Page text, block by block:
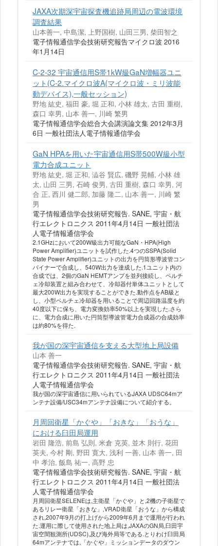
JAXA次期深宇宙探査機追跡局周辺の電波環境
調査結果
山本善一, 中島潔, 上野国樹, 山田三男, 柴田智之
電子情報通信学会技術研究報告マイクロ波 2016
年1月14日
C-2-32 宇宙通信用S帯1kW級GaN増幅器ユニ
ット(C-2.マイクロ波A(マイクロ波・ミリ波能
動デバイス),一般セッション)
野地 紘史, 福田 豪, 堀 正和, 小林 雄太, 古田 重樹,
森口 幸男, 山本 善一, 川崎 繁男
電子情報通信学会総合大会講演論文集 2012年3月
6日 一般社団法人電子情報通信学会
GaN HPAを用いた宇宙通信用S帯500W級小型
電力合成ユニット
野地 紘史, 堀 正和, 澁谷 賢広, 磯野 晃輔, 小林 雄
太, 山田 三男, 石崎 俊男, 古田 重樹, 森口 幸男, 河
合 正, 西川 健二郎, 加藤 隆二, 山本 善一, 川崎 繁
男
電子情報通信学会技術研究報告. SANE, 宇宙・航
行エレクトロニクス 2011年4月14日 一般社団法
人電子情報通信学会
2.1GHzにおいて200W級出力可能なGaN・HPA(High
Power Amplifier)ユニットを試作した.4つのSSPA(Solid
State Power Amplifier)ユニットの出力を円筒形導波管コン
バイナーで合成し、540W出力を達成した.1ユニット内の
合成では、2個のGaN HEMTアンプを並列接続し、ペルチ
ェ冷却装置と組み合わせて、冷却器付単体ユニットとして
最大200W出力を実現することができた.動作点をAB級と
し、小型ペルチェ冷却器を用いることで周辺回路温度を約
40度以下に保ち、電力変換効率50%以上を実現した.さら
に、電力合成に用いた円筒型導波管電力合成器の合成効率
は約80%を得た.
我が国の深宇宙通信を支える大型地上局設備
山本 善一
電子情報通信学会技術研究報告. SANE, 宇宙・航
行エレクトロニクス 2011年4月14日 一般社団法
人電子情報通信学会
我が国の深宇宙通信に用いられているJAXA UDSC64mア
ンテナ設備/USC34mアンテナ設備について紹介する。
月周回衛星「かぐや」「おきな」「おうな」
における臼田局運用
岩田 隆浩, 前島 弘則, 米倉 克英, 並木 則行, 花田
英夫, 今村 剛, 野田 寛大, 浅利 一善, 山本 善一, 田
中 孝治, 飯島 祐一, 高野 忠
電子情報通信学会技術研究報告. SANE, 宇宙・航
行エレクトロニクス 2011年4月14日 一般社団法
人電子情報通信学会
月周回衛星SELENEは,主衛星「かぐや」と,2機の子衛星で
あるリレー衛星「おきな」,VRAD衛星「おうな」から構成
され,2007年9月の打上げから2009年6月まで運用が行われ
た.運用に際して使用された地上局は,JAXAのGN局,臼田宇
宙空間観測所(UDSC),及び海外局等である.とりわけ臼田局
64mアンテナでは,「かぐや」ミッションデータのダウン